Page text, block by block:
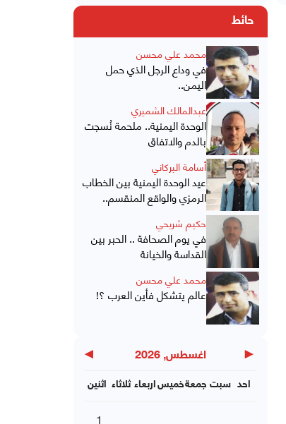
حائط
محمد علي محسن
في وداع الرجل الذي حمل
اليمن..
عبدالمالك الشميري
الوحدة اليمنية.. ملحمة نُسجت
بالدم والاتفاق
أسامة البركاني
عيد الوحدة اليمنية بين الخطاب
الرمزي والواقع المنقسم..
حكيم شريحي
في يوم الصحافة .. الحبر بين
القداسة والخيانة
محمد علي محسن
عالم يتشكل فأين العرب ؟!
◀ اغسطس, 2026 ▶
اثنين ثلاثاء اربعاءخميسجمعة سبت احد
1